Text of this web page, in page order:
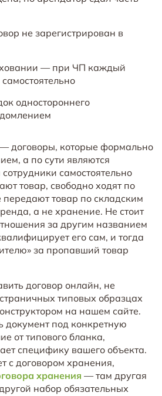
не зарегистрирован в
— при ЧП каждый
одностороннего
договоры, которые формально
а по сути являются
самостоятельно
товар, свободно ходят по
передают товар по складским
а не хранение. Не стоит
за другим названием
его сам, и тогда
за пропавший товар
договор онлайн, не
типовых образцах
на нашем сайте.
документ под конкретную
от типового бланка,
специфику вашего объекта.
с договором хранения,
хранения — там другая
набор обязательных